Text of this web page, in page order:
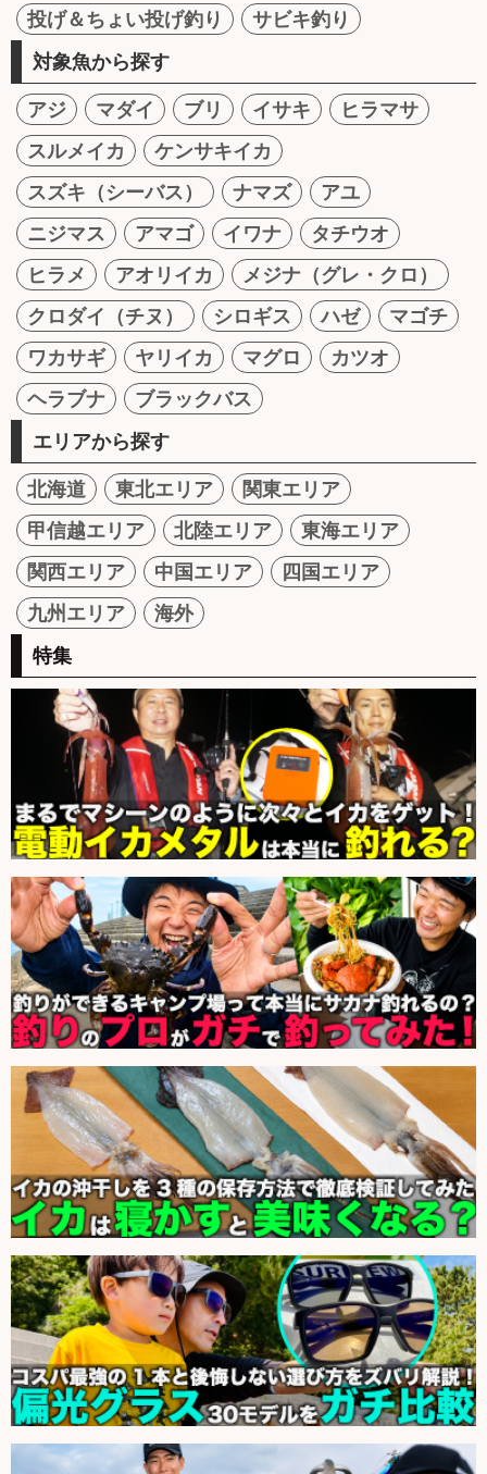
投げ＆ちょい投げ釣り
サビキ釣り
対象魚から探す
アジ マダイ ブリ イサキ
ヒラマサ
スルメイカ
ケンサキイカ
スズキ（シーバス）
ナマズ
アユ
ニジマス
アマゴ イワナ
タチウオ
ヒラメ
アオリイカ
メジナ（グレ・クロ）
クロダイ（チヌ）
シロギス ハゼ
マゴチ
ワカサギ
ヤリイカ マグロ
カツオ
ヘラブナ
ブラックバス
エリアから探す
北海道 東北エリア
関東エリア
甲信越エリア
北陸エリア
東海エリア
関西エリア
中国エリア
四国エリア
九州エリア
海外
特集